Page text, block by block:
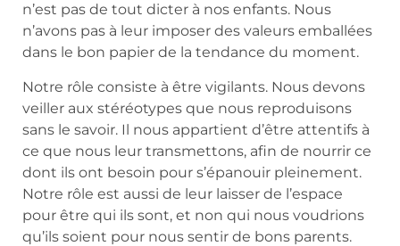
n’est pas de tout dicter à nos enfants. Nous
n’avons pas à leur imposer des valeurs emballées
dans le bon papier de la tendance du moment.
Notre rôle consiste à être vigilants. Nous devons
veiller aux stéréotypes que nous reproduisons
sans le savoir. Il nous appartient d’être attentifs à
ce que nous leur transmettons, afin de nourrir ce
dont ils ont besoin pour s’épanouir pleinement.
Notre rôle est aussi de leur laisser de l’espace
pour être qui ils sont, et non qui nous voudrions
qu’ils soient pour nous sentir de bons parents.